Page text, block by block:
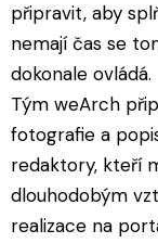
připravit, aby
nemají čas se
dokonale ovládá.
Tým weArch
fotografie a
redaktory, kteří
dlouhodobým
realizace na